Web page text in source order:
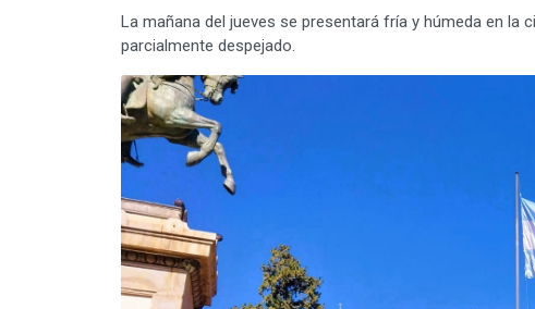
La mañana del jueves se presentará fría y húmeda en la
parcialmente despejado.